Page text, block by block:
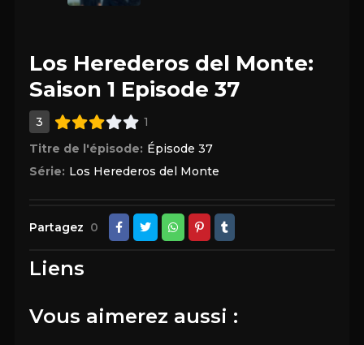
Los Herederos del Monte:
Saison 1 Episode 37
3
1
Titre de l'épisode: Épisode 37
Série: Los Herederos del Monte
Partagez 0
Liens
Vous aimerez aussi :